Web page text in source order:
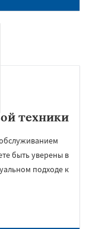
техники
быть уверены в
подходе к